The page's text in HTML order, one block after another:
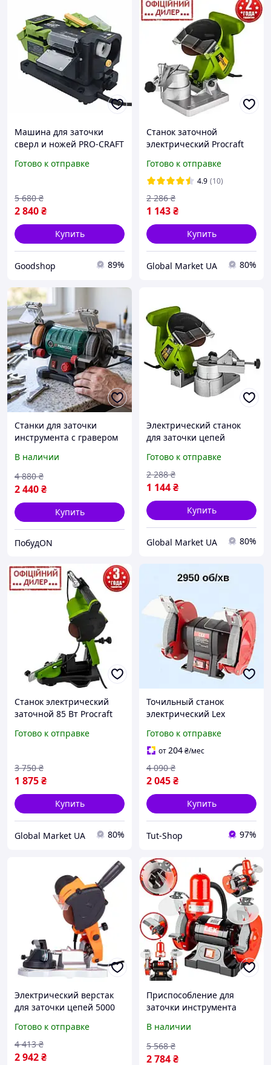
Машина для заточки
сверл и ножей PRO-CRAFT
электрический станок для
заточки инструмента
Готово к отправке
2 840₴
5 680 ₴
Купить
Goodshop 89%
Станок заточной
электрический Procraft
станок для заточки цепей
бензопил и электропил
Готово к отправке
4.9 (10)
1 143₴
2 286 ₴
Купить
Global Market UA 80%
Станки для заточки
инструмента с гравером
Точила настольные,
Электрический заточной
станок, NQE
В наличии
2 440₴
4 880 ₴
Купить
ПобудON
Электрический станок
для заточки цепей
цепей бензопил, Заточка
цепей электропил
Готово к отправке
1 144₴
2 288 ₴
Купить
Global Market UA 80%
Станок электрический
заточной 85 Вт Procraft
заточки цепей бензопил
Готово к отправке
1 875₴
3 750 ₴
Купить
Global Market UA 80%
Точильный станок
электрический Lex
Универсальный станок
для заточки инструмента
Точило
Готово к отправке
от204₴/мес
2 045₴
4 090 ₴
Купить
Tut-Shop 97%
Электрический верстак
для заточки цепей 5000
подсветкой для садоводов
и лесников FLAME
Готово к отправке
2 942₴
4 413 ₴
Приспособление для
заточки инструмента
(Польша), Электрический
заточной станок, XMU
В наличии
2 784₴
5 568 ₴